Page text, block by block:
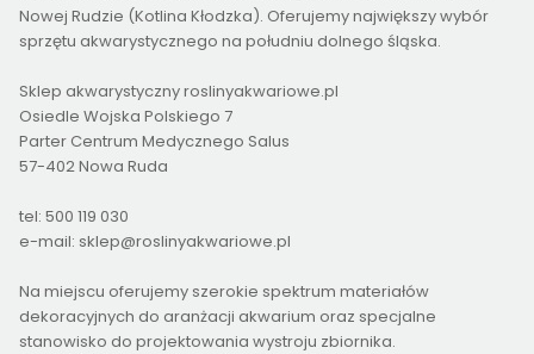
Nowej Rudzie (Kotlina Kłodzka). Oferujemy największy wybór
sprzętu akwarystycznego na południu dolnego śląska.
Sklep akwarystyczny roslinyakwariowe.pl
Osiedle Wojska Polskiego 7
Parter Centrum Medycznego Salus
57-402 Nowa Ruda
tel: 500 119 030
e-mail: sklep@roslinyakwariowe.pl
Na miejscu oferujemy szerokie spektrum materiałów
dekoracyjnych do aranżacji akwarium oraz specjalne
stanowisko do projektowania wystroju zbiornika.